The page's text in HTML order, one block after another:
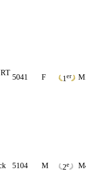
5041 F 1 er
5104 M 2e